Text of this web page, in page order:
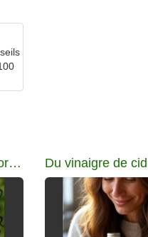
De l’œuf pour des cheveux forts et résistants